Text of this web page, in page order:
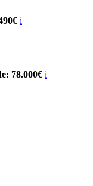
i
78.000€ i